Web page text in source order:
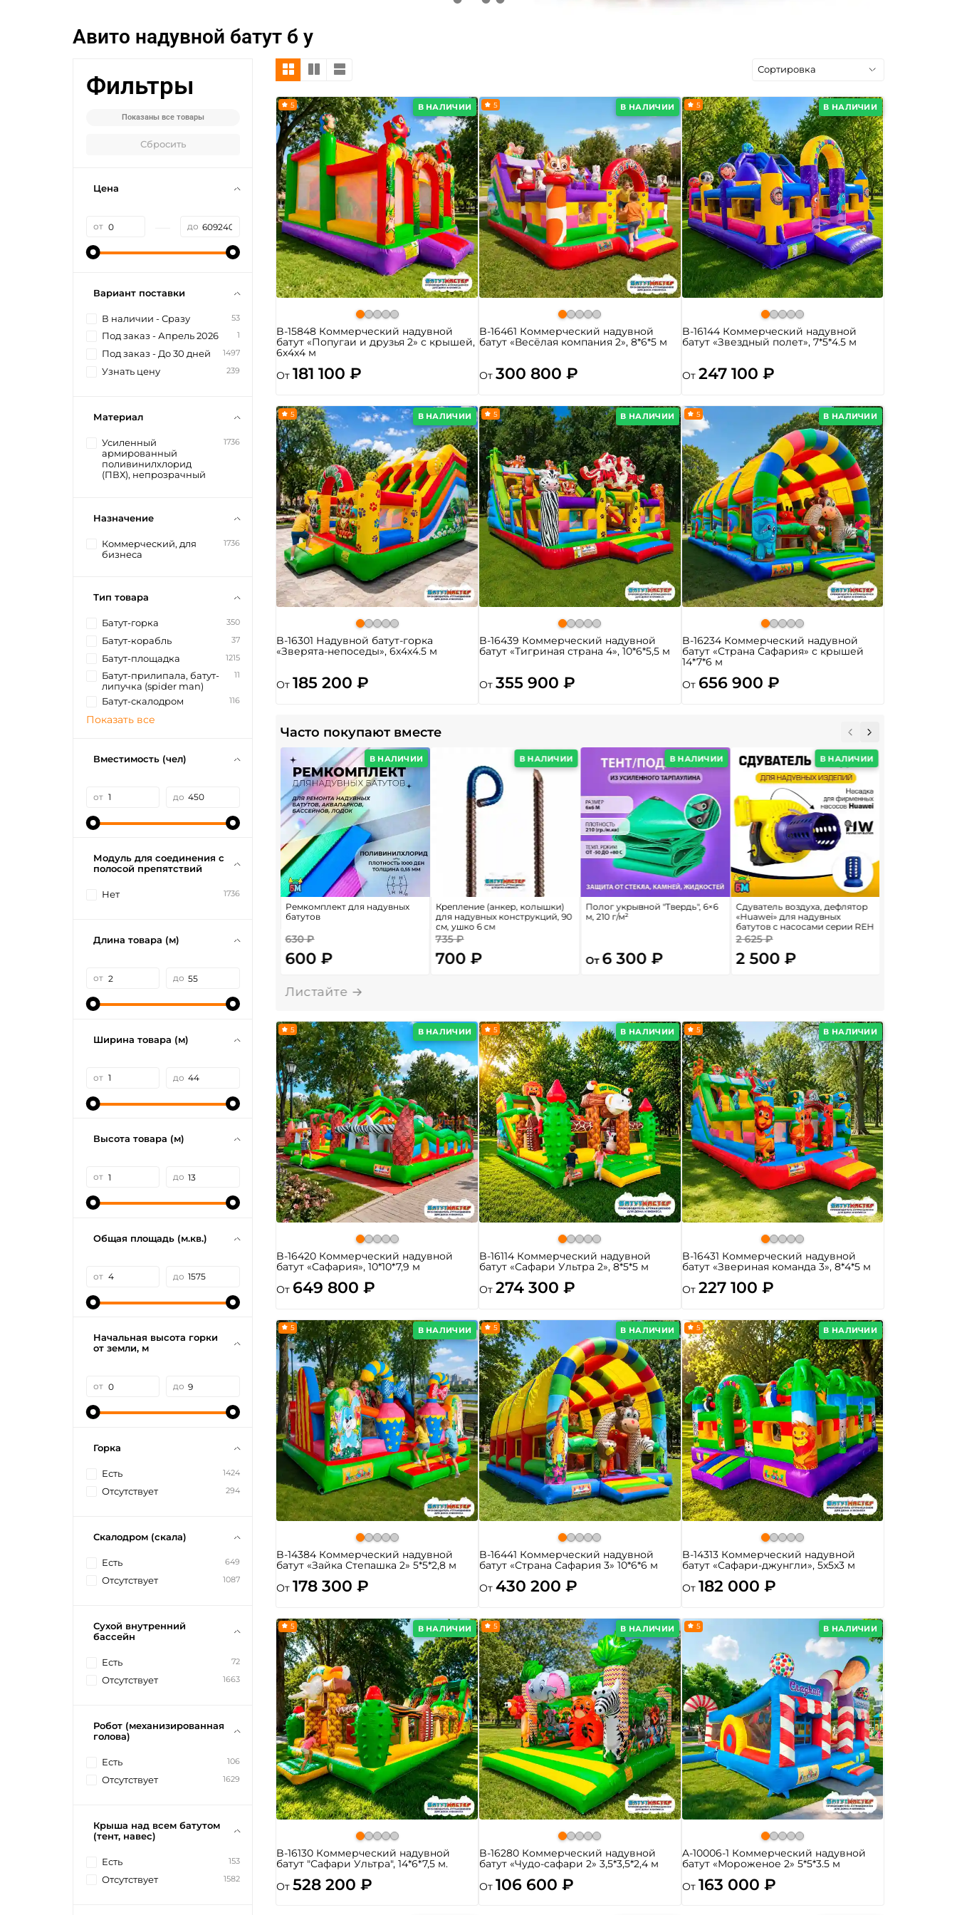
Авито надувной батут б у
В НАЛИЧИИ
5
B-15848 Коммерческий надувной
батут «Попугаи и друзья 2» с крышей,
6x4x4 м
От 181 100 ₽
В НАЛИЧИИ
5
B-16461 Коммерческий надувной
батут «Весёлая компания 2», 8*6*5 м
От 300 800 ₽
В НАЛИЧИИ
5
B-16144 Коммерческий надувной
батут «Звездный полет», 7*5*4.5 м
От 247 100 ₽
В НАЛИЧИИ
5
B-16301 Надувной батут-горка
«Зверята-непоседы», 6x4x4.5 м
От 185 200 ₽
В НАЛИЧИИ
5
B-16439 Коммерческий надувной
батут «Тигриная страна 4», 10*6*5,5 м
От 355 900 ₽
В НАЛИЧИИ
5
B-16234 Коммерческий надувной
батут «Страна Сафария» с крышей
14*7*6 м
От 656 900 ₽
Часто покупают вместе
В НАЛИЧИИ
Ремкомплект для надувных
батутов
630 ₽
600 ₽
В НАЛИЧИИ
Крепление (анкер, колышки)
для надувных конструкций, 90
см, ушко 6 см
735 ₽
700 ₽
В НАЛИЧИИ
Полог укрывной "Твердь", 6×6
м, 210 г/м²
От 6 300 ₽
В НАЛИЧИИ
Сдуватель воздуха, дефлятор
«Huawei» для надувных
батутов с насосами серии REH
2 625 ₽
2 500 ₽
В НАЛИЧИИ
5
B-16420 Коммерческий надувной
батут «Сафария», 10*10*7,9 м
От 649 800 ₽
В НАЛИЧИИ
5
B-16114 Коммерческий надувной
батут «Сафари Ультра 2», 8*5*5 м
От 274 300 ₽
В НАЛИЧИИ
5
B-16431 Коммерческий надувной
батут «Звериная команда 3», 8*4*5 м
От 227 100 ₽
В НАЛИЧИИ
5
B-14384 Коммерческий надувной
батут «Зайка Степашка 2» 5*5*2,8 м
От 178 300 ₽
В НАЛИЧИИ
5
B-16441 Коммерческий надувной
батут «Страна Сафария 3» 10*6*6 м
От 430 200 ₽
В НАЛИЧИИ
5
B-14313 Коммерческий надувной
батут «Сафари-джунгли», 5x5x3 м
От 182 000 ₽
В НАЛИЧИИ
5
B-16130 Коммерческий надувной
батут "Сафари Ультра", 14*6*7,5 м.
От 528 200 ₽
В НАЛИЧИИ
5
B-16280 Коммерческий надувной
батут «Чудо-сафари 2» 3,5*3,5*2,4 м
От 106 600 ₽
В НАЛИЧИИ
5
A-10006-1 Коммерческий надувной
батут «Мороженое 2» 5*5*3.5 м
От 163 000 ₽
Фильтры
Показаны все товары
Сбросить
Цена
от до
Вариант поставки
В наличии - Сразу 53
Под заказ - Апрель 2026 1
Под заказ - До 30 дней 1497
Узнать цену 239
Материал
Усиленный
армированный
поливинилхлорид
(ПВХ), непрозрачный
1736
Назначение
Коммерческий, для
бизнеса
1736
Тип товара
Батут-горка 350
Батут-корабль 37
Батут-площадка 1215
Батут-прилипала, батут-
липучка (spider man)
11
Батут-скалодром 116
Показать все
Вместимость (чел)
от до
Модуль для соединения с
полосой препятствий
Нет 1736
Длина товара (м)
от до
Ширина товара (м)
от до
Высота товара (м)
от до
Общая площадь (м.кв.)
от до
Начальная высота горки
от земли, м
от до
Горка
Есть 1424
Отсутствует 294
Скалодром (скала)
Есть 649
Отсутствует 1087
Сухой внутренний
бассейн
Есть 72
Отсутствует 1663
Робот (механизированная
голова)
Есть 106
Отсутствует 1629
Крыша над всем батутом
(тент, навес)
Есть 153
Отсутствует 1582